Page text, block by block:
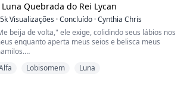
dos nossos três anos de acasalamento, eu não
transformei em minha loba, nem produzi o
tão desejado. A alcateia está furio...
Luna Quebrada do Rei Lycan
Visualizações ·Concluído ·Cynthia Chris
beija de volta," ele exige, colidindo seus lábios nos
enquanto aperta meus seios e belisca meus
eu não posso... já tenho um companheiro!" um
Lobisomem Luna